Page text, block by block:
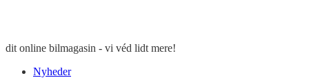
dit online bilmagasin - vi véd lidt mere!
Nyheder